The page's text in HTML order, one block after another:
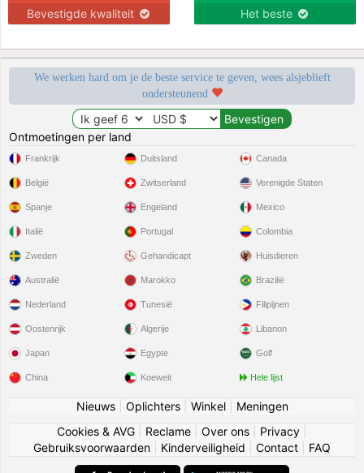
Bevestigde kwaliteit Het beste
We werken hard om je de beste service te geven, wees alsjeblieft
ondersteunend
Ontmoetingen per land
Frankrijk
België
Spanje
Italië
Zweden
Duitsland
Zwitserland
Engeland
Portugal
Gehandicapt
Canada
Verenigde Staten
Mexico
Colombia
Huisdieren
Australië
Nederland
Oostenrijk
Japan
China
Marokko
Tunesië
Algerije
Egypte
Koeweit
Brazilië
Filipijnen
Libanon
Golf
Hele lijst
Nieuws| Oplichters| Winkel| Meningen
Cookies & AVG
Reclame Over ons Privacy
Gebruiksvoorwaarden
Kinderveiligheid Contact FAQ